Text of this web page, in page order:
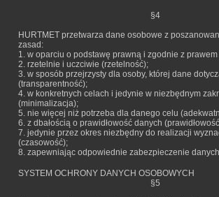
§4
HURTMET przetwarza dane osobowe z
zasad:
1. w oparciu o podstawę prawną i zgodnie z
2. rzetelnie i uczciwie (rzetelność);
3. w sposób przejrzysty dla osoby, której dane
(transparentność);
4. w konkretnych celach i jedynie w niezbędnym
(minimalizacja);
5. nie więcej niż potrzeba dla danego celu
6. z dbałością o prawidłowość danych
7. jedynie przez okres niezbędny do realizacji
(czasowość);
8. zapewniając odpowiednie zabezpieczenie
SYSTEM OCHRONY DANYCH OSOBOWYCH
§5